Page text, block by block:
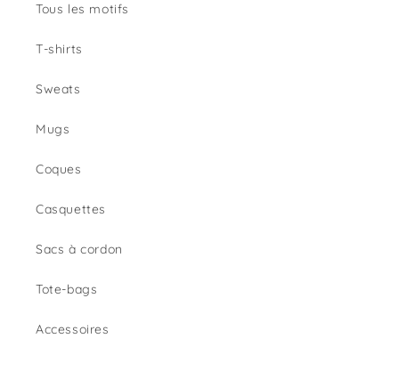
Tous les motifs
T-shirts
Sweats
Mugs
Coques
Casquettes
Sacs à cordon
Tote-bags
Accessoires